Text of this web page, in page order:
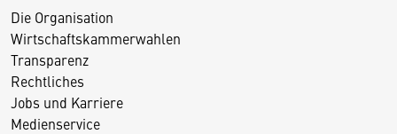
Die Organisation
Wirtschaftskammerwahlen
Transparenz
Rechtliches
Jobs und Karriere
Medienservice